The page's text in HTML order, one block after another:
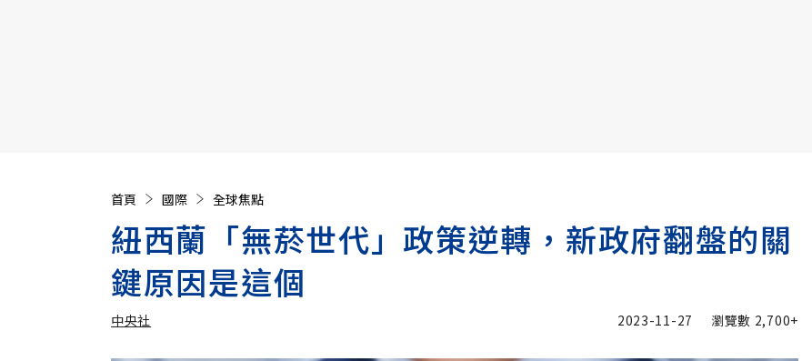
首頁 國際 全球焦點
紐西蘭「無菸世代」政策逆轉，新政府翻盤的關
鍵原因是這個
中央社 2023-11-27 瀏覽數 2,700+